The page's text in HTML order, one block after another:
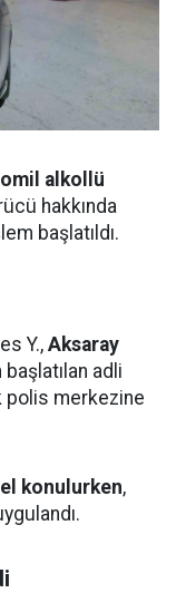
alkollü
hakkında
başlatıldı.
Y., Aksaray
başlatılan adli
polis merkezine
konulurken,